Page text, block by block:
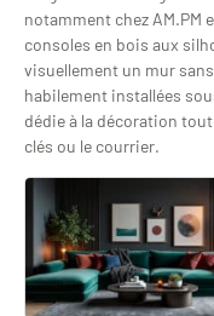
notamment chez AM.PM
consoles en bois aux
visuellement un mur
habilement installées
dédie à la décoration
clés ou le courrier.